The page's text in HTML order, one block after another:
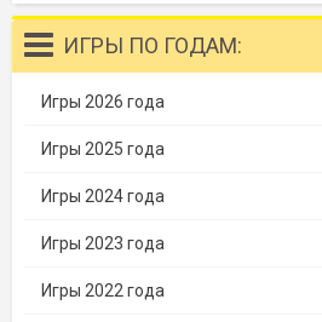
ИГРЫ ПО ГОДАМ:
Игры 2026 года
Игры 2025 года
Игры 2024 года
Игры 2023 года
Игры 2022 года